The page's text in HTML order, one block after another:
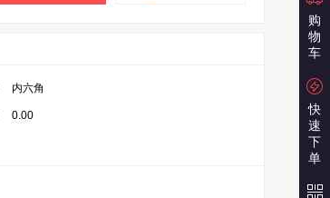
内六角
0.00
购
物
车
快
速
下
单